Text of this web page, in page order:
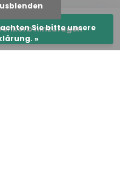
hinzufügen
Sie bitte unsere
»